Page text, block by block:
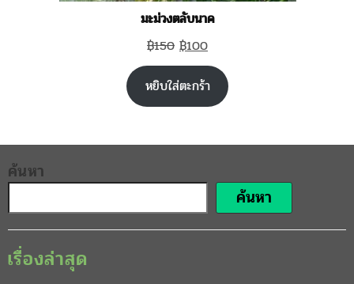
มะม่วงตลับนาค
฿150 Original
price
was:
฿150.
฿100Current
price
is:
฿100.
หยิบใส่ตะกร้า
ค้นหา
ค้นหา
เรื่องล่าสุด